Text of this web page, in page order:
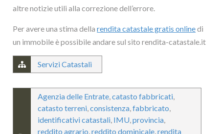
altre notizie utili alla correzione dell’errore.
Per avere una stima dellarendita catastale gratis onlinedi
un immobile è possibile andare sul sito rendita-catastale.it
Servizi Catastali
Agenzia delle Entrate,catasto fabbricati,
catasto terreni,consistenza,fabbricato,
identificativi catastali, IMU,provincia,
reddito agrario,reddito dominicale,rendita